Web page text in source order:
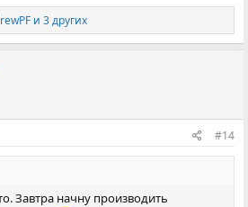
и 3 других
#14
Завтра начну производить